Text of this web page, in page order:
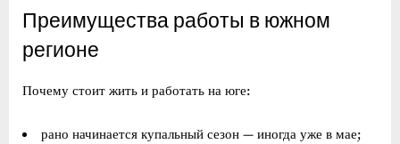
Преимущества работы в южном
регионе
Почему стоит жить и работать на юге:
рано начинается купальный сезон — иногда уже в мае;